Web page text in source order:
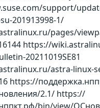
support/
201913998-1/
pages/
https://
20211019SE81
astra-linux-
https://
2.1/ https://